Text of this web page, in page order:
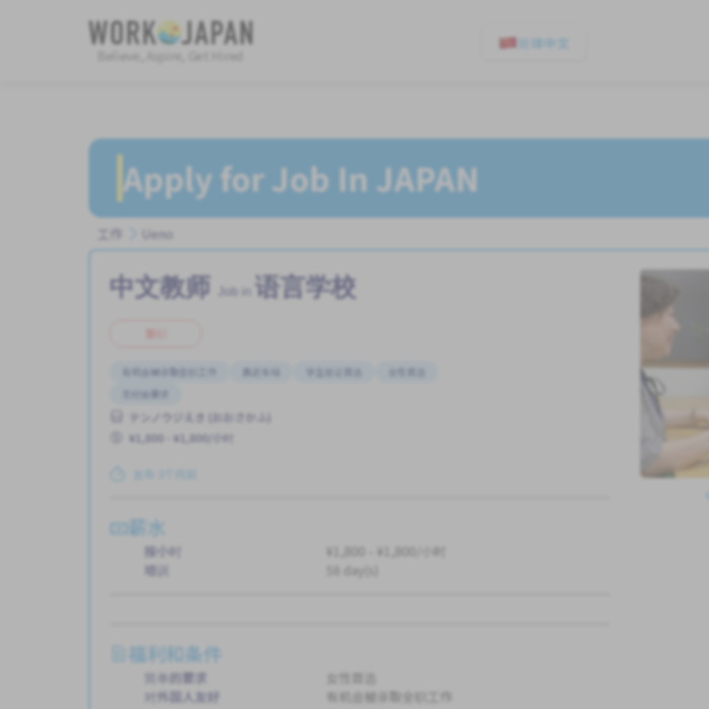
Believe, Aspire, Get Hired
简体中文
Apply for Job In JAPAN
工作 Ueno
中文教师 语言学校
有机会被录取全职工作 靠近车站 学生签证首选
无经验要求
テンノウジえき (おおさかふ)
¥1,800 - ¥1,800/小时
发布 3个月前
薪水
按小时
¥1,800 - ¥1,800/小时
培训
58 day(s)
福利和条件
简单的要求
女性首选
对外国人友好
有机会被录取全职工作